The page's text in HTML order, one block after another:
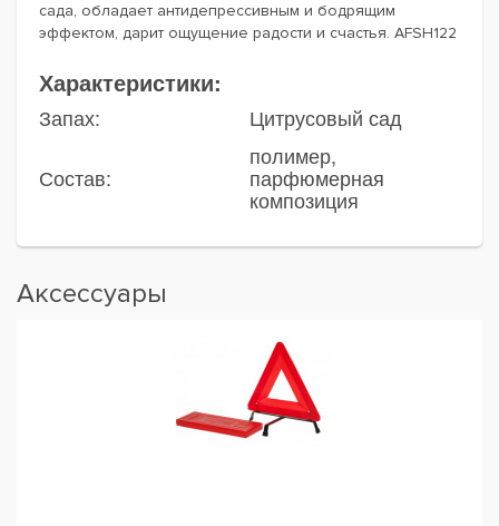
сада, обладает антидепрессивным и бодрящим
эффектом, дарит ощущение радости и счастья. AFSH122
Характеристики:
Запах: Цитрусовый сад
Состав:
полимер,
парфюмерная
композиция
Аксессуары